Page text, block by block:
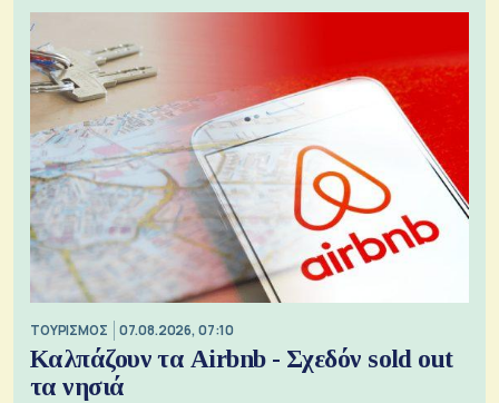
ΤΟΥΡΙΣΜΟΣ 07.08.2026, 07:10
Καλπάζουν τα Airbnb - Σχεδόν sold out
τα νησιά